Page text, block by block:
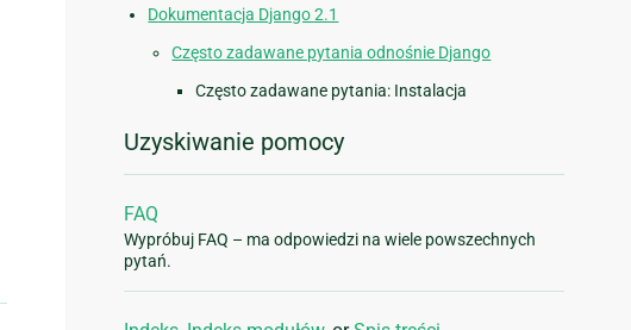
Dokumentacja Django 2.1
Często zadawane pytania odnośnie Django
Często zadawane pytania: Instalacja
Uzyskiwanie pomocy
FAQ
Wypróbuj FAQ – ma odpowiedzi na wiele powszechnych
pytań.